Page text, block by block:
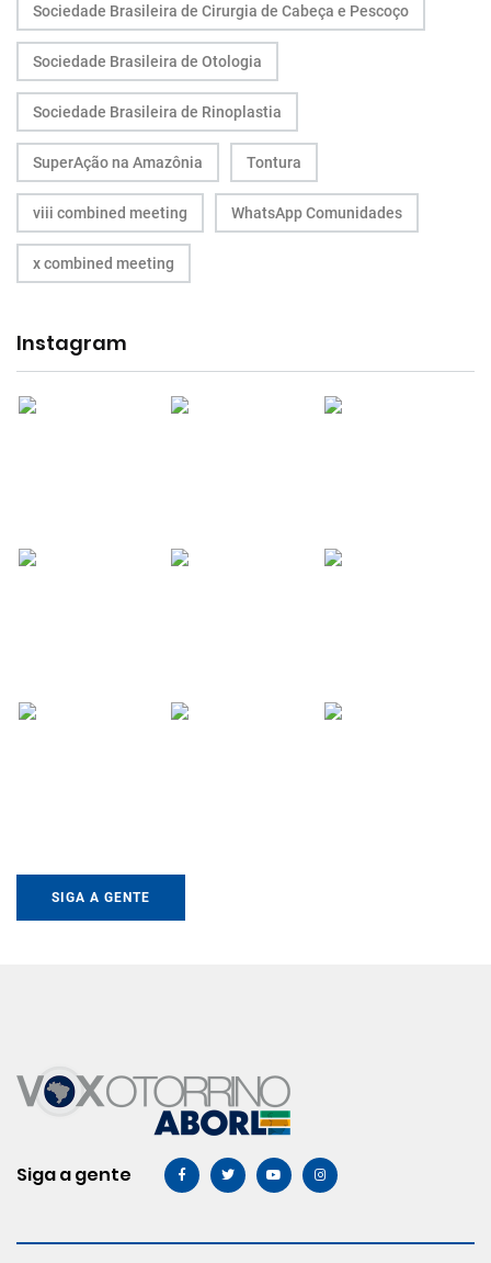
Sociedade Brasileira de Cirurgia de Cabeça e Pescoço
Sociedade Brasileira de Otologia
Sociedade Brasileira de Rinoplastia
SuperAção na Amazônia Tontura
viii combined meeting WhatsApp Comunidades
x combined meeting
Instagram
SIGA A GENTE
Siga a gente